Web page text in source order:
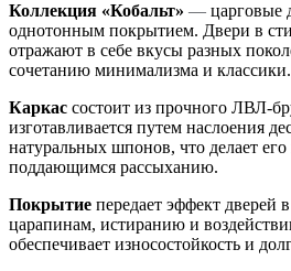
Коллекция «Кобальт» — царговые
однотонным покрытием. Двери в
отражают в себе вкусы разных
сочетанию минимализма и классики.
Каркас состоит из прочного ЛВЛ-
изготавливается путем наслоения
натуральных шпонов, что делает
поддающимся рассыханию.
Покрытие передает эффект дверей
царапинам, истиранию и
обеспечивает износостойкость и